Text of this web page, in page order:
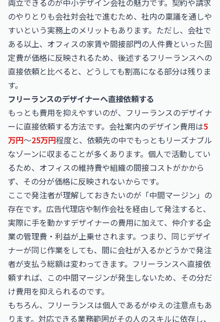
両立できるのが中小デザイン会社の魅力です。契約や請求
のやりとりも会社対会社で進むため、社内の稟議を通しや
すいという実務上のメリットもあります。ただし、会社で
ある以上、オフィスの家賃や間接部門の人件費といった固
定費が価格に反映されるため、後述するフリーランスへの
直接依頼と比べると、どうしても割高になる部分は残りま
す。
フリーランスのデザイナーへ直接依頼する
もっとも費用を抑えやすいのが、フリーランスのデザイナ
ーに直接依頼する方法です。会社案内のデザイン費用は5
万円〜25万円程度と、依頼先の中でもっともリーズナブル
なゾーンに収まることが多くあります。個人で活動してい
るため、オフィスの維持費や組織の間接コストがかから
ず、その分が価格に反映されないからです。
ここで発注者が理解しておきたいのが「中間マージン」の
存在です。広告代理店や制作会社を経由して発注すると、
実際に手を動かすデザイナーの費用に加えて、仲介する企
業の管理費・利益が上乗せされます。つまり、同じデザイ
ナーが同じ作業をしても、間に会社が入るかどうかで発注
者が支払う総額は変わってきます。フリーランスへ直接依
頼すれば、この中間マージンが発生しないため、その分だ
け費用を抑えられるのです。
もちろん、フリーランスは個人であるがゆえの注意点もあ
ります。対応できる業務範囲がその人のスキルに依存し、